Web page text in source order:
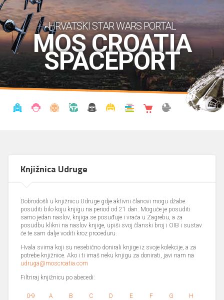
HRVATSKI STAR WARS PORTAL
MOS CROATIA
SPACEPORT
Knjižnica Udruge
Dobrodošli u knjižnicu Udruge gdje aktivni članovi mogu džabe
posuditi bilo koju knjigu na period od 21 dan. Moguće je posuditi
samo jedan naslov, knjiga se posuđuje i vraća u Zagrebu, a za
posudbu klikni na naslov knjige, upiši svoj članski broj i OIB i sustav
će te sam dalje voditi kroz proceduru.
Hvala svima koji su nesebično donirali knjige iz svoje kolekcije, a za
potrebe knjižnice. Ako i ti imaš neku knjigu za donirati, javi nam na
udruga@moscroatia.com
Filtriraj knjižnicu po abecedi:
0-9 A B C D E F G H